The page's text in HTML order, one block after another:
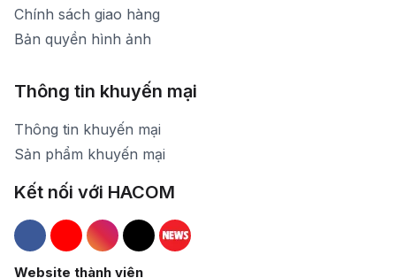
Chính sách giao hàng
Bản quyền hình ảnh
Thông tin khuyến mại
Thông tin khuyến mại
Sản phẩm khuyến mại
Kết nối với HACOM
Hacom Facebook
Hacom YouTube
Hacom Instagram
Hacom TikTok
Website thành viên